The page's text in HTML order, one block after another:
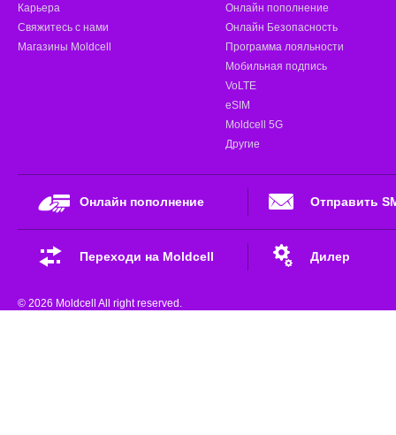
Карьера
Свяжитесь с нами
Магазины Moldcell
Онлайн пополнение
Онлайн Безопасность
Программа лояльности
Мобильная подпись
VoLTE
eSIM
Moldcell 5G
Другие
Онлайн пополнение Отправить
Переходи на Moldcell Дилер
© 2026 Moldcell All right reserved.